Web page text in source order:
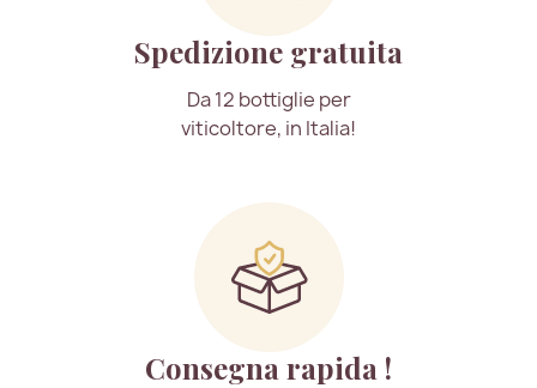
Spedizione gratuita
Da 12 bottiglie per
viticoltore, in Italia!
Consegna rapida !